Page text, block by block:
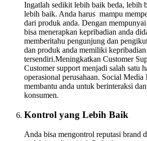
Ingatlah sedikit lebih baik beda, lebih
lebih baik. Anda harus mampu
dari produk anda. Dengan
bisa menerapkan kepribadian anda
memberitahu pengunjung dan
dan produk anda memiliki
tersendiri.Meningkatkan Customer
Customer support menjadi salah satu
operasional perusahaan. Social Media
membantu anda untuk berinteraksi
konsumen.
Kontrol yang Lebih Baik
Anda bisa mengontrol reputasi brand